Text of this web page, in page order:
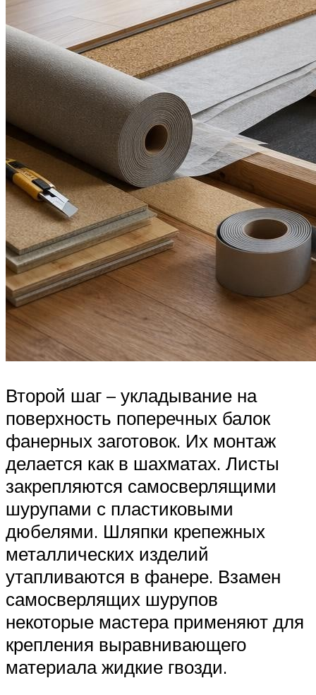
Второй шаг – укладывание на
поверхность поперечных балок
фанерных заготовок. Их монтаж
делается как в шахматах. Листы
закрепляются самосверлящими
шурупами с пластиковыми
дюбелями. Шляпки крепежных
металлических изделий
утапливаются в фанере. Взамен
самосверлящих шурупов
некоторые мастера применяют для
крепления выравнивающего
материала жидкие гвозди.